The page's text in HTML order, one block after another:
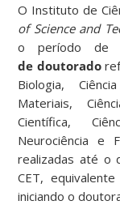
O Instituto de
of Science and
o período de
de doutorado
Biologia,
Materiais,
Científica,
Neurociência e
realizadas até o
CET,
iniciando o